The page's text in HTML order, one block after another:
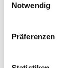
Trigger Symbol
Notwendig
Präferenzen
Crazy Cheese ist
Konkurs von